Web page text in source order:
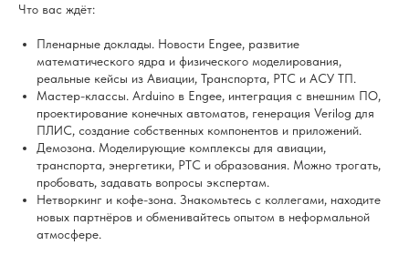
Что вас ждёт:
Пленарные доклады. Новости Engee, развитие
математического ядра и физического моделирования,
реальные кейсы из Авиации, Транспорта, РТС и АСУ ТП.
Мастер-классы. Arduino в Engee, интеграция с внешним ПО,
проектирование конечных автоматов, генерация Verilog для
ПЛИС, создание собственных компонентов и приложений.
️Демозона. Моделирующие комплексы для авиации,
транспорта, энергетики, РТС и образования. Можно трогать,
пробовать, задавать вопросы экспертам.
Нетворкинг и кофе-зона. Знакомьтесь с коллегами, находите
новых партнёров и обменивайтесь опытом в неформальной
атмосфере.